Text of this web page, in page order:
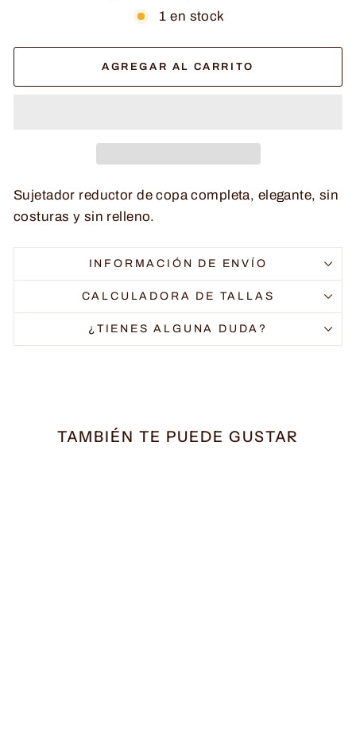
1 en stock
AGREGAR AL CARRITO
Sujetador reductor de copa completa, elegante, sin
costuras y sin relleno.
INFORMACIÓN DE ENVÍO
CALCULADORA DE TALLAS
¿TIENES ALGUNA DUDA?
TAMBIÉN TE PUEDE GUSTAR